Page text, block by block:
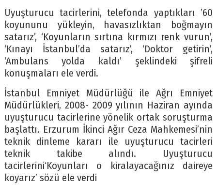
Uyuşturucu tacirlerini, telefonda yaptıkları ’60
koyununu yükleyin, havasızlıktan boğmayın
satarız’, ‘Koyunların sırtına kırmızı renk vurun’,
‘Kınayı İstanbul’da satarız’, ‘Doktor getirin’,
‘Ambulans yolda kaldı’ şeklindeki şifreli
konuşmaları ele verdi.
İstanbul Emniyet Müdürlüğü ile Ağrı Emniyet
Müdürlükleri, 2008- 2009 yılının Haziran ayında
uyuşturucu tacirlerine yönelik ortak soruşturma
başlattı. Erzurum İkinci Ağır Ceza Mahkemesi’nin
teknik dinleme kararı ile uyuşturucu tacirleri
teknik takibe alındı. Uyuşturucu
tacirlerini‘Koyunları o kiralayacağınız daireye
koyarız’ sözü ele verdi